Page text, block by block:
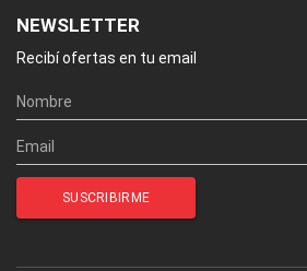
NEWSLETTER
Recibí ofertas en tu email